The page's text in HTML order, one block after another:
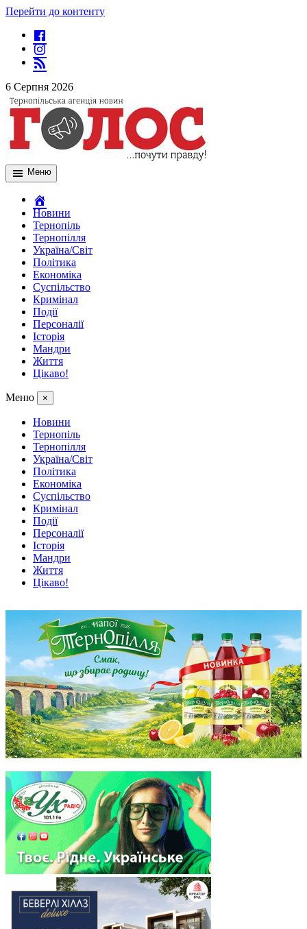
Перейти до контенту
6 Серпня 2026
Меню
Новини
Тернопіль
Тернопілля
Україна/Світ
Політика
Економіка
Суспільство
Кримінал
Події
Персоналії
Історія
Мандри
Життя
Цікаво!
Меню ×
Новини
Тернопіль
Тернопілля
Україна/Світ
Політика
Економіка
Суспільство
Кримінал
Події
Персоналії
Історія
Мандри
Життя
Цікаво!